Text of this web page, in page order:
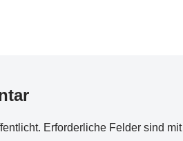
Erforderliche Felder sind mit